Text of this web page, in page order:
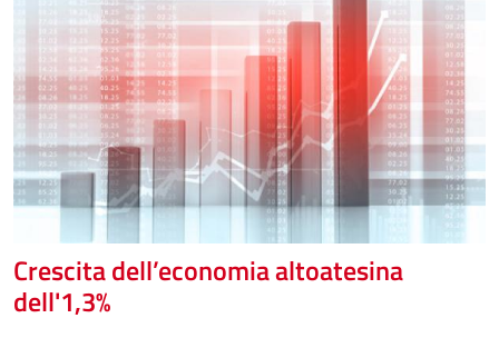
Crescita dell’economia altoatesina
dell'1,3%